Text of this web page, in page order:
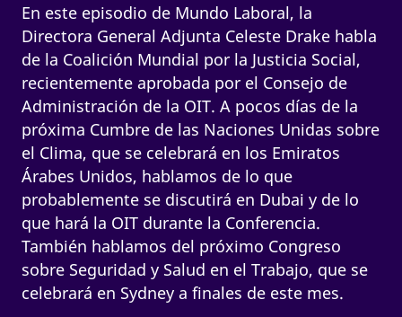
En este episodio de Mundo Laboral, la
Directora General Adjunta Celeste Drake habla
de la Coalición Mundial por la Justicia Social,
recientemente aprobada por el Consejo de
Administración de la OIT. A pocos días de la
próxima Cumbre de las Naciones Unidas sobre
el Clima, que se celebrará en los Emiratos
Árabes Unidos, hablamos de lo que
probablemente se discutirá en Dubai y de lo
que hará la OIT durante la Conferencia.
También hablamos del próximo Congreso
sobre Seguridad y Salud en el Trabajo, que se
celebrará en Sydney a finales de este mes.